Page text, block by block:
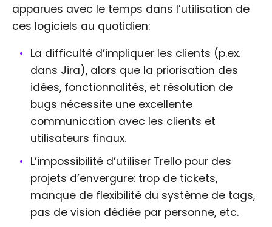
apparues avec le temps dans l’utilisation de
ces logiciels au quotidien:
La difficulté d’impliquer les clients (p.ex.
dans Jira), alors que la priorisation des
idées, fonctionnalités, et résolution de
bugs nécessite une excellente
communication avec les clients et
utilisateurs finaux.
L’impossibilité d’utiliser Trello pour des
projets d’envergure: trop de tickets,
manque de flexibilité du système de tags,
pas de vision dédiée par personne, etc.